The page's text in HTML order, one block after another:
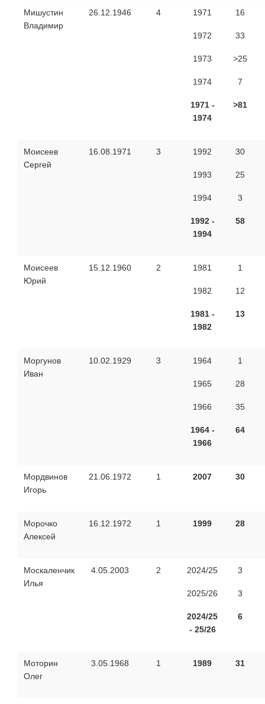
Мишустин
Владимир
26.12.1946 4 1971
1972
1973
1974
1971 -
1974
16
33
>25
7
>81
Моисеев
Сергей
16.08.1971 3 1992
1993
1994
1992 -
1994
30
25
3
58
Моисеев
Юрий
15.12.1960 2 1981
1982
1981 -
1982
1
12
13
Моргунов
Иван
10.02.1929 3 1964
1965
1966
1964 -
1966
1
28
35
64
Мордвинов
Игорь
21.06.1972 1 2007 30
Морочко
Алексей
16.12.1972 1 1999 28
Москаленчик
Илья
4.05.2003 2 2024/25
2025/26
2024/25
- 25/26
3
3
6
Моторин
Олег
3.05.1968 1 1989 31